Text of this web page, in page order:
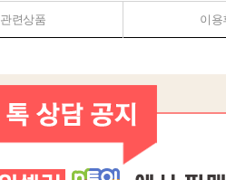
관련상품 이용